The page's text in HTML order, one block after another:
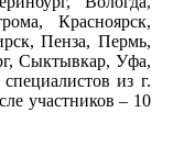
Красноярск,
Пенза, Пермь,
Сыктывкар, Уфа,
из г.
участников – 10